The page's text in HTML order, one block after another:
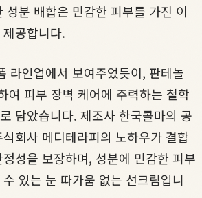
성분 배합은 민감한 피부를 가진 이
공합니다.
라인업에서 보여주었듯이, 판테놀
피부 장벽 케어에 주력하는 철학
담았습니다. 제조사 한국콜마의 공
회사 메디테라피의 노하우가 결합
성을 보장하며, 성분에 민감한 피부
있는 눈 따가움 없는 선크림입니